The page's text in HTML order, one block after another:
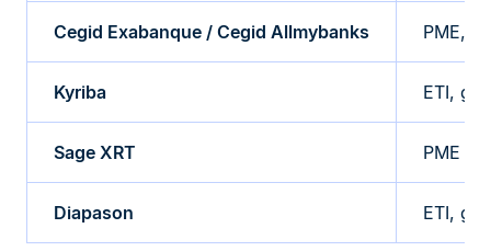
Cegid Exabanque / Cegid Allmybanks PME,
Kyriba ETI,
Sage XRT PME
Diapason ETI,